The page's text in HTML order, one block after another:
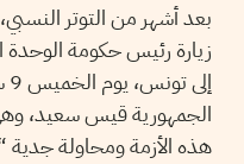
بعد أشهر من التوتر
زيارة رئيس حكومة الوحدة
الجمهورية قيس سعيد،
هذه الأزمة ومحاولة جدية